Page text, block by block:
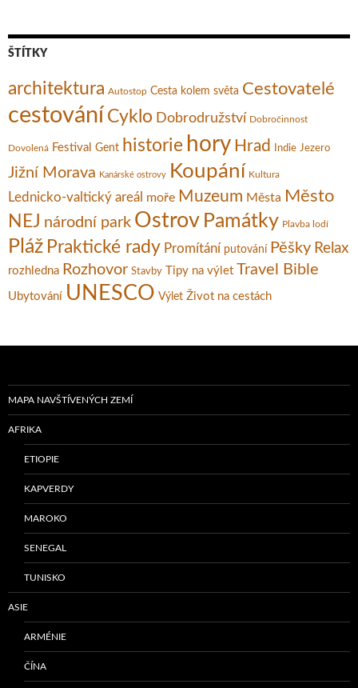
ŠTÍTKY
architektura Autostop Cesta kolem světa Cestovatelé
cestování Cyklo Dobrodružství Dobročinnost
Dovolená Festival Gent historie hory Hrad Indie Jezero
Jižní Morava Kanárské ostrovy Koupání Kultura
Lednicko-valtický areál moře Muzeum Města Město
NEJ národní park Ostrov Památky Plavba lodí
Pláž Praktické rady Promítání putování Pěšky Relax
rozhledna Rozhovor Stavby Tipy na výlet Travel Bible
Ubytování UNESCO Výlet Život na cestách
MAPA NAVŠTÍVENÝCH ZEMÍ
AFRIKA
ETIOPIE
KAPVERDY
MAROKO
SENEGAL
TUNISKO
ASIE
ARMÉNIE
ČÍNA